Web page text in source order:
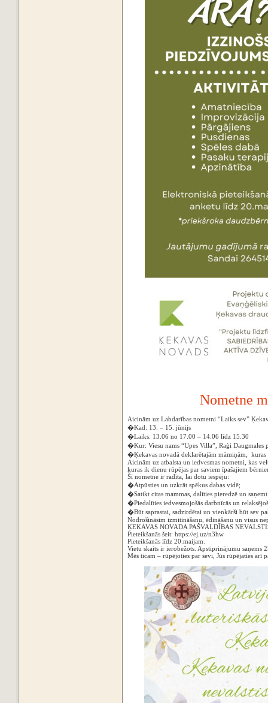
N‌ometne
‌Aicinām uz Labdarības nometni “Laiks sev”
�Kad: 13. – 15. jūnijs
�Laiks: 13.06 no 17.00 – 14.06 līdz 15.30
�Kur: Viesu nams “Upes Villa”, Raģi Daugmales
�Ķekavas novadā deklarētajām māmiņām, kuras
Aicinām uz atbalsta un iedvesmas nometni, kas
kuras ik dienu rūpējas par saviem īpašajiem
Šī nometne ir radīta, lai dotu iespēju:
�Atpūsties un uzkrāt spēkus dabas vidē;
�Satikt citas mammas, dalīties pieredzē un
�Piedalīties iedvesmojošās darbnīcās un
�Būt saprastai, sadzirdētai un vienkārši būt sev
Nodrošināsim izmitināšanu, ēdināšanu un visus
ĶEKAVAS NOVADA PAŠVALDĪBAS
Pieteikšanās šeit: https://ej.uz/n3hw
Pieteikšanās līdz 20.maijam.
Vietu skaits ir ierobežots. Apstiprinājumu saņems
Mēs ticam – rūpējoties par sevi, Jūs rūpējaties arī